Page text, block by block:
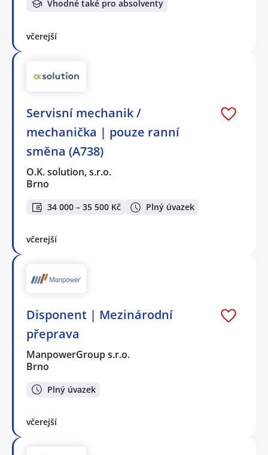
Vhodné také pro absolventy
včerejší
Servisní mechanik /
mechanička | pouze ranní
směna (A738)
O.K. solution, s.r.o.
Brno
34 000 – 35 500 Kč Plný úvazek
včerejší
Disponent | Mezinárodní
přeprava
ManpowerGroup s.r.o.
Brno
Plný úvazek
včerejší